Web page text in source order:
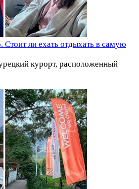
ли ехать отдыхать в самую
курорт, расположенный